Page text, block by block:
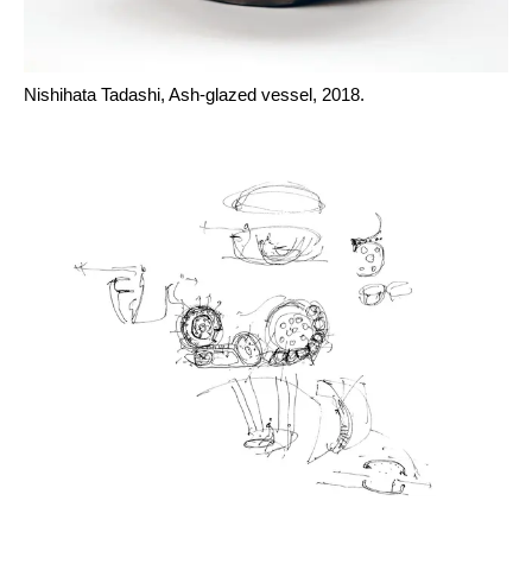
Nishihata Tadashi, Ash-glazed vessel, 2018.